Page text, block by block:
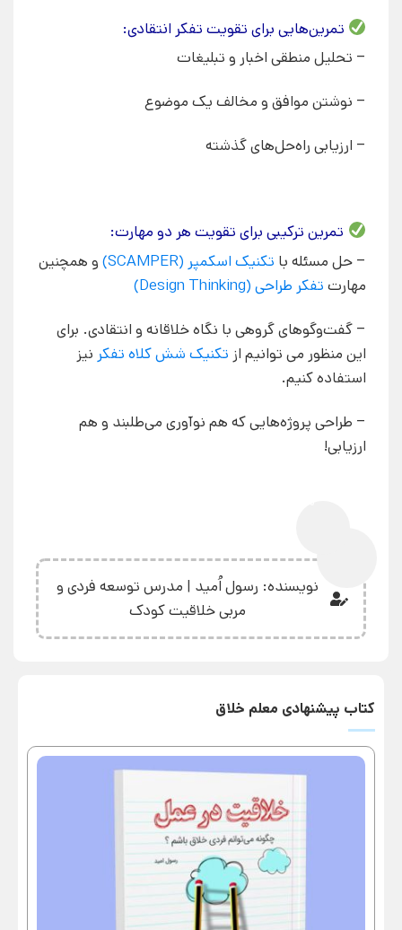
تمرین‌هایی برای تقویت تفکر انتقادی:
– تحلیل منطقی اخبار و تبلیغات
– نوشتن موافق و مخالف یک موضوع
– ارزیابی راه‌حل‌های گذشته
تمرین ترکیبی برای تقویت هر دو مهارت:
– حل مسئله با تکنیک اسکمپر (SCAMPER)
و همچنین
مهارت تفکر طراحی (Design Thinking)
– گفت‌وگوهای گروهی با نگاه خلاقانه و انتقادی. برای
این منظور می توانیم از تکنیک شش کلاه تفکر نیز
استفاده کنیم.
– طراحی پروژه‌هایی که هم نوآوری می‌طلبند و هم
ارزیابی!
نویسنده: رسول اُمید | مدرس توسعه فردی و
مربی خلاقیت کودک
کتاب پیشنهادی معلم خلاق